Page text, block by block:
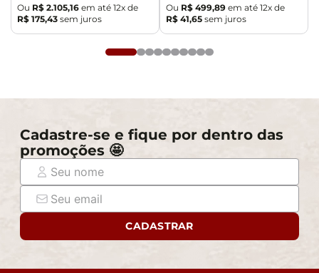
Ou R$ 2.105,16 em até 12x de
R$ 175,43 sem juros
Ou R$ 499,89 em até 12x de
R$ 41,65 sem juros
Cadastre-se e fique por dentro das
promoções 🤩
CADASTRAR